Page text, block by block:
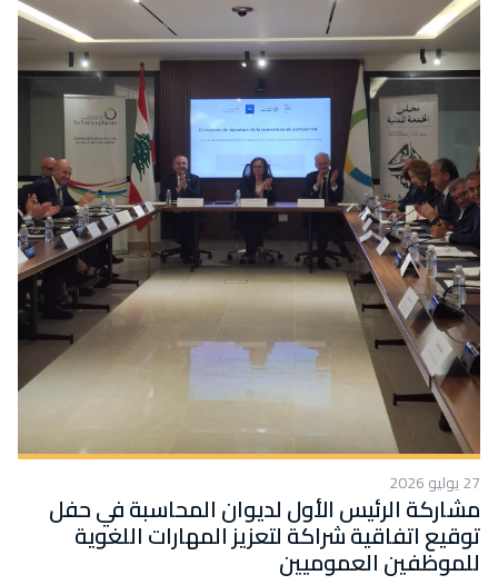
27 يوليو 2026
مشاركة الرئيس الأول لديوان المحاسبة في حفل
توقيع اتفاقية شراكة لتعزيز المهارات اللغوية
للموظفين العموميين